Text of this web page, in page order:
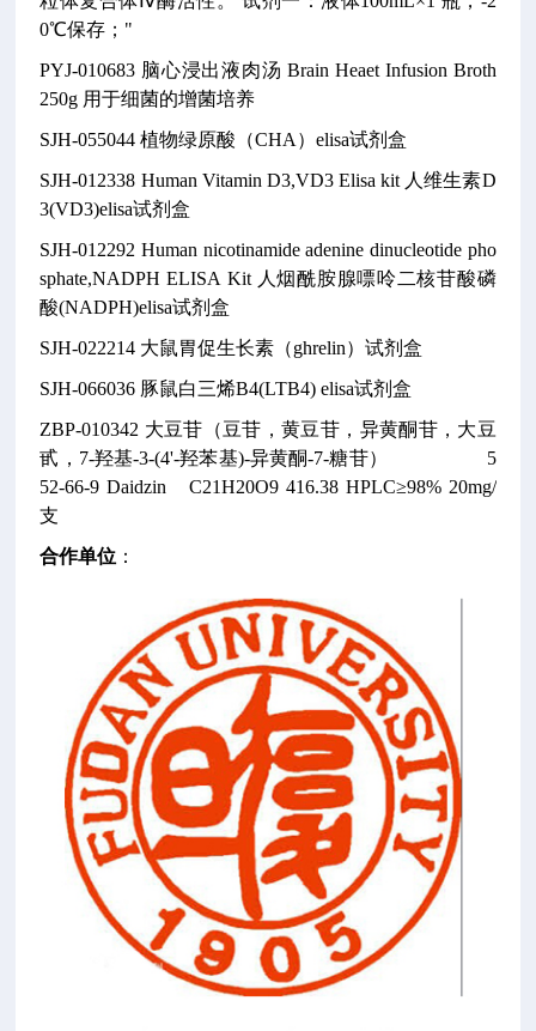
0℃保存；"
PYJ-010683 脑心浸出液肉汤 Brain Heaet Infusion Broth
250g 用于细菌的增菌培养
SJH-055044 植物绿原酸（CHA）elisa试剂盒
SJH-012338 Human Vitamin D3,VD3 Elisa kit 人维生素D
3(VD3)elisa试剂盒
SJH-012292 Human nicotinamide adenine dinucleotide pho
sphate,NADPH ELISA Kit 人烟酰胺腺嘌呤二核苷酸磷
酸(NADPH)elisa试剂盒
SJH-022214 大鼠胃促生长素（ghrelin）试剂盒
SJH-066036 豚鼠白三烯B4(LTB4) elisa试剂盒
ZBP-010342 大豆苷（豆苷，黄豆苷，异黄酮苷，大豆
甙，7-羟基-3-(4'-羟苯基)-异黄酮-7-糖苷）
5
52-66-9 Daidzin C21H20O9 416.38 HPLC≥98% 20mg/
支
合作单位 ：